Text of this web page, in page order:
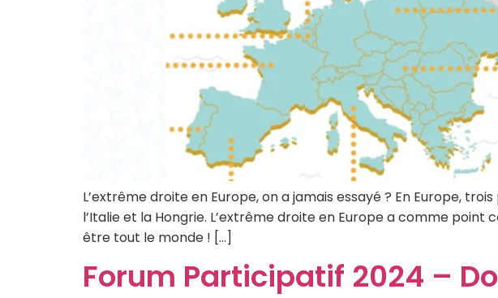
L’extrême droite en Europe, on a jamais essayé ? En Europe,
l’Italie et la Hongrie. L’extrême droite en Europe a comme
être tout le monde ! […]
Forum Participatif 2024 –